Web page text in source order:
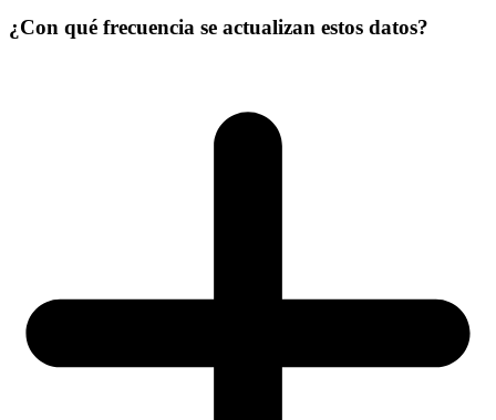
¿Con qué frecuencia se actualizan estos datos?